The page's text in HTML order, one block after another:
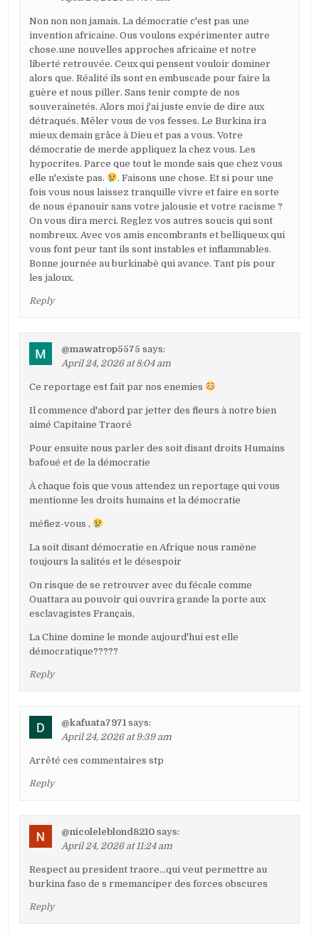
Non non non jamais. La démocratie c'est pas une
invention africaine. Ous voulons expérimenter autre
chose.une nouvelles approches africaine et notre
liberté retrouvée. Ceux qui pensent vouloir dominer
alors que. Réalité ils sont en embuscade pour faire la
guère et nous piller. Sans tenir compte de nos
souverainetés. Alors moi j'ai juste envie de dire aux
détraqués. Mêler vous de vos fesses. Le Burkina ira
mieux demain grâce à Dieu et pas a vous. Votre
démocratie de merde appliquez la chez vous. Les
hypocrites. Parce que tout le monde sais que chez vous
elle n'existe pas.
. Faisons une chose. Et si pour une
fois vous nous laissez tranquille vivre et faire en sorte
de nous épanouir sans votre jalousie et votre racisme ?
On vous dira merci. Reglez vos autres soucis qui sont
nombreux. Avec vos amis encombrants et belliqueux qui
vous font peur tant ils sont instables et inflammables.
Bonne journée au burkinabè qui avance. Tant pis pour
les jaloux.
Reply
@mawatrop5575 says:
April 24, 2026 at 8:04 am
Ce reportage est fait par nos enemies
Il commence d'abord par jetter des fleurs à notre bien
aimé Capitaine Traoré
Pour ensuite nous parler des soit disant droits Humains
bafoué et de la démocratie
À chaque fois que vous attendez un reportage qui vous
mentionne les droits humains et la démocratie
méfiez-vous ,
La soit disant démocratie en Afrique nous ramène
toujours la salités et le désespoir
On risque de se retrouver avec du fécale comme
Ouattara au pouvoir qui ouvrira grande la porte aux
esclavagistes Français,
La Chine domine le monde aujourd'hui est elle
démocratique?????
Reply
@kafuata7971 says:
April 24, 2026 at 9:39 am
Arrêté ces commentaires stp
Reply
@nicoleleblond8210 says:
April 24, 2026 at 11:24 am
Respect au president traore…qui veut permettre au
burkina faso de s rmemanciper des forces obscures
Reply